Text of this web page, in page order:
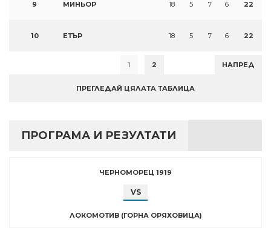
9 МИНЬОР 18 5 7 6 22
10 ЕТЪР 18 5 7 6 22
1 2 НАПРЕД
ПРЕГЛЕДАЙ ЦЯЛАТА ТАБЛИЦА
ПРОГРАМА И РЕЗУЛТАТИ
ЧЕРНОМОРЕЦ 1919
VS
ЛОКОМОТИВ (ГОРНА ОРЯХОВИЦА)